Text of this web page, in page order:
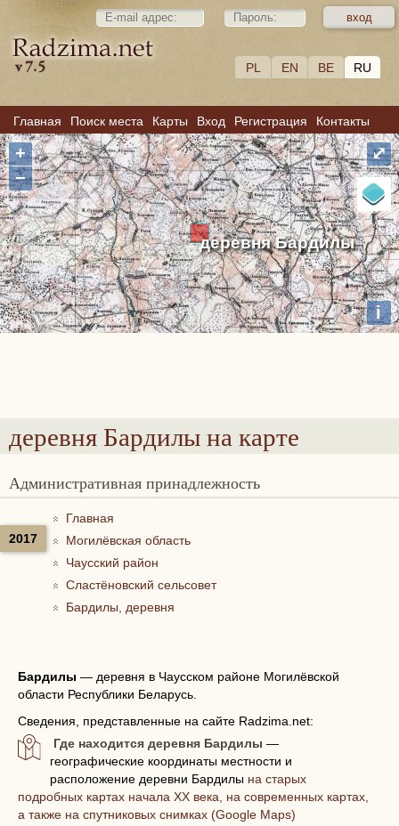
PL EN BE RU
Главная Поиск места Карты Вход Регистрация Контакты
деревня Бардилы
+
−
i
⤢
деревня Бардилына карте
Административная принадлежность
2017
Главная
Могилёвская область
Чаусский район
Сластёновский сельсовет
Бардилы, деревня
Бардилы — деревня в Чаусском районе Могилёвской
области Республики Беларусь.
Сведения, представленные на сайте Radzima.net:
Где находится деревня Бардилы —
географические координаты местности и
расположение деревни Бардилы на старых
подробных картах начала XX века, на современных картах,
а также на спутниковых снимках (Google Maps)